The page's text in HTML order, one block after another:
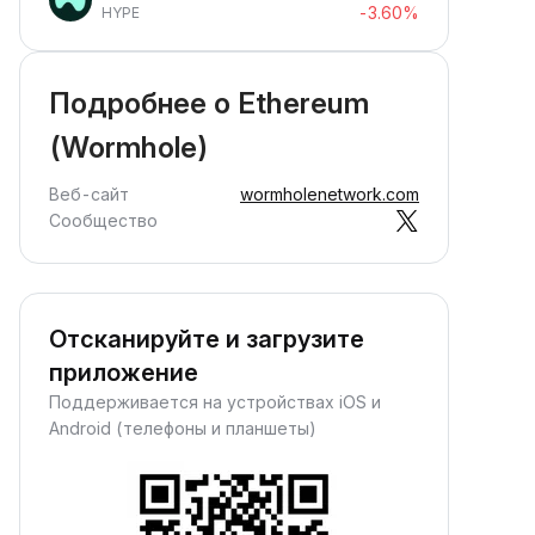
HYPE -3.60%
Подробнее о Ethereum
(Wormhole)
Веб-сайт
wormholenetwork.com
Сообщество
Отсканируйте и загрузите
приложение
Поддерживается на устройствах iOS и
Android (телефоны и планшеты)